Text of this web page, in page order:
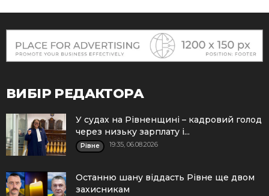
ВИБІР РЕДАКТОРА
У судах на Рівненщині – кадровий голод
через низьку зарплату і...
Рівне 19:35, 06.08.2026
Останню шану віддасть Рівне ще двом
захисникам